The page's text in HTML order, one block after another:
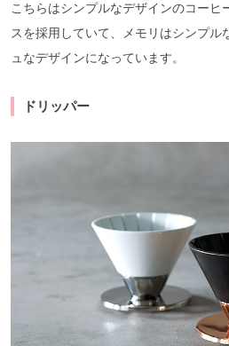
こちらはシンプルなデザインのコーヒ
スを採用していて、メモリはシンプル
ュなデザインになっています。
ドリッパー